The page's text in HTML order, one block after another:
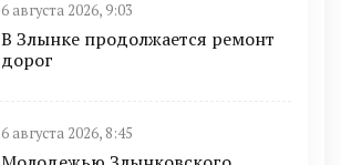
6 августа 2026, 9:03
В Злынке продолжается ремонт
дорог
6 августа 2026, 8:45